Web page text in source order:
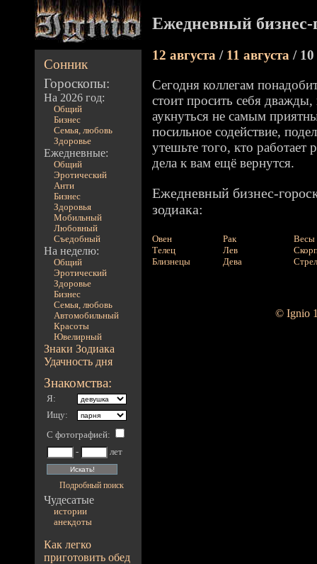
Сонник
Гороскопы:
На 2026 год:
Общий
Бизнес
Семья, любовь
Здоровье
Ежедневные:
Общий
Эротический
Анти
Бизнес
Здоровья
Мобильный
Любовный
Съедобный
На неделю:
Общий
Эротический
Здоровье
Бизнес
Семья, любовь
Автомобильный
Красоты
Ювелирный
Знаки Зодиака
Удачность дня
Знакомства:
Я:
Ищу:
С фотографией:
-
лет
Подробный поиск
Чудесатые
истории
анекдоты
Как легко
приготовить обед
Ежедневный бизнес-
12 августа / 11 августа / 10
Сегодня коллегам
стоит просить себя
аукнуться не самым
посильное содействие,
утешьте того, кто
дела к вам ещё вернутся.
Ежедневный бизнес-
зодиака:
Овен
Телец
Близнецы
Рак
Лев
Дева
Весы
© Ignio